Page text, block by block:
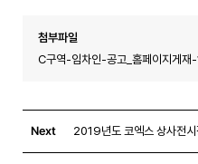
첨부파일
C구역-임차인-공고_홈페이지게
Next 2019년도 코엑스 상사전